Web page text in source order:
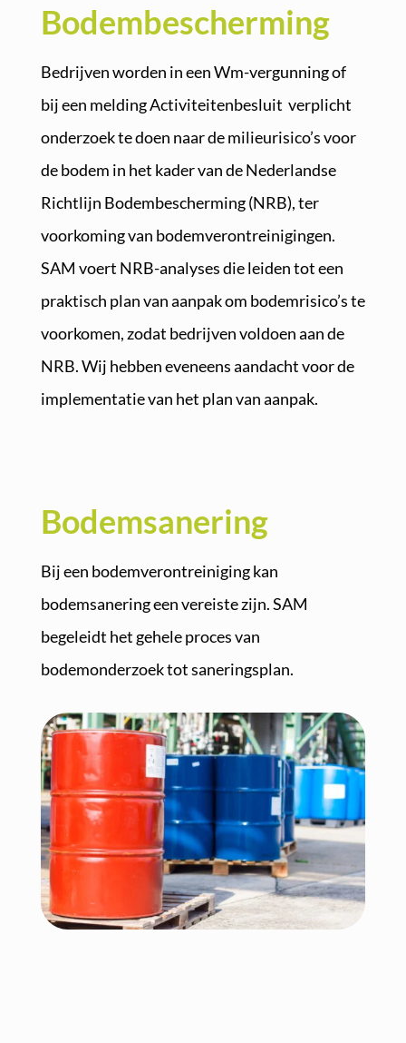
Bodembescherming
Bedrijven worden in een Wm-vergunning of
bij een melding Activiteitenbesluit verplicht
onderzoek te doen naar de milieurisico’s voor
de bodem in het kader van de Nederlandse
Richtlijn Bodembescherming (NRB), ter
voorkoming van bodemverontreinigingen.
SAM voert NRB-analyses die leiden tot een
praktisch plan van aanpak om bodemrisico’s te
voorkomen, zodat bedrijven voldoen aan de
NRB. Wij hebben eveneens aandacht voor de
implementatie van het plan van aanpak.
Bodemsanering
Bij een bodemverontreiniging kan
bodemsanering een vereiste zijn. SAM
begeleidt het gehele proces van
bodemonderzoek tot saneringsplan.